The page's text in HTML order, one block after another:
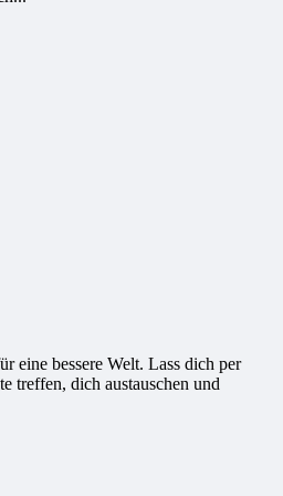
eine bessere Welt. Lass dich per
treffen, dich austauschen und